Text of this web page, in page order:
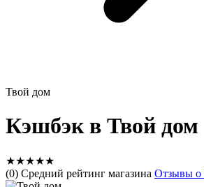
Твой дом
Кэшбэк в Твой дом
★★★★★
(0) Средний рейтинг магазина Отзывы о